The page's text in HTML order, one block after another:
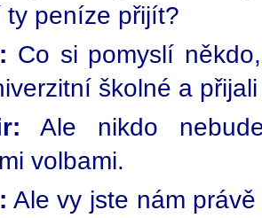
ty peníze přijít?
Co si pomyslí
školné a
Ale nikdo
volbami.
Ale vy jste nám